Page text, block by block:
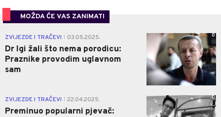
MOŽDA ĆE VAS ZANIMATI
ZVIJEZDE I TRAČEVI 03.05.2025.
Dr Igi žali što nema porodicu:
Praznike provodim uglavnom
sam
0
ZVIJEZDE I TRAČEVI 22.04.2025.
Preminuo popularni pjevač:
0